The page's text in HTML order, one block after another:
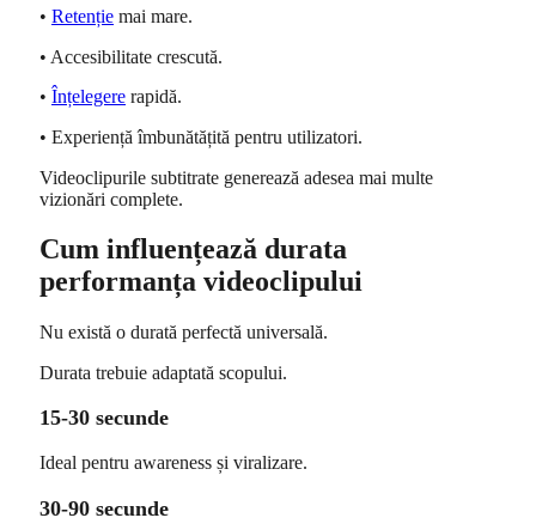
• Retenție mai mare.
• Accesibilitate crescută.
• Înțelegere rapidă.
• Experiență îmbunătățită pentru utilizatori.
Videoclipurile subtitrate generează adesea mai multe
vizionări complete.
Cum influențează durata
performanța videoclipului
Nu există o durată perfectă universală.
Durata trebuie adaptată scopului.
15-30 secunde
Ideal pentru awareness și viralizare.
30-90 secunde